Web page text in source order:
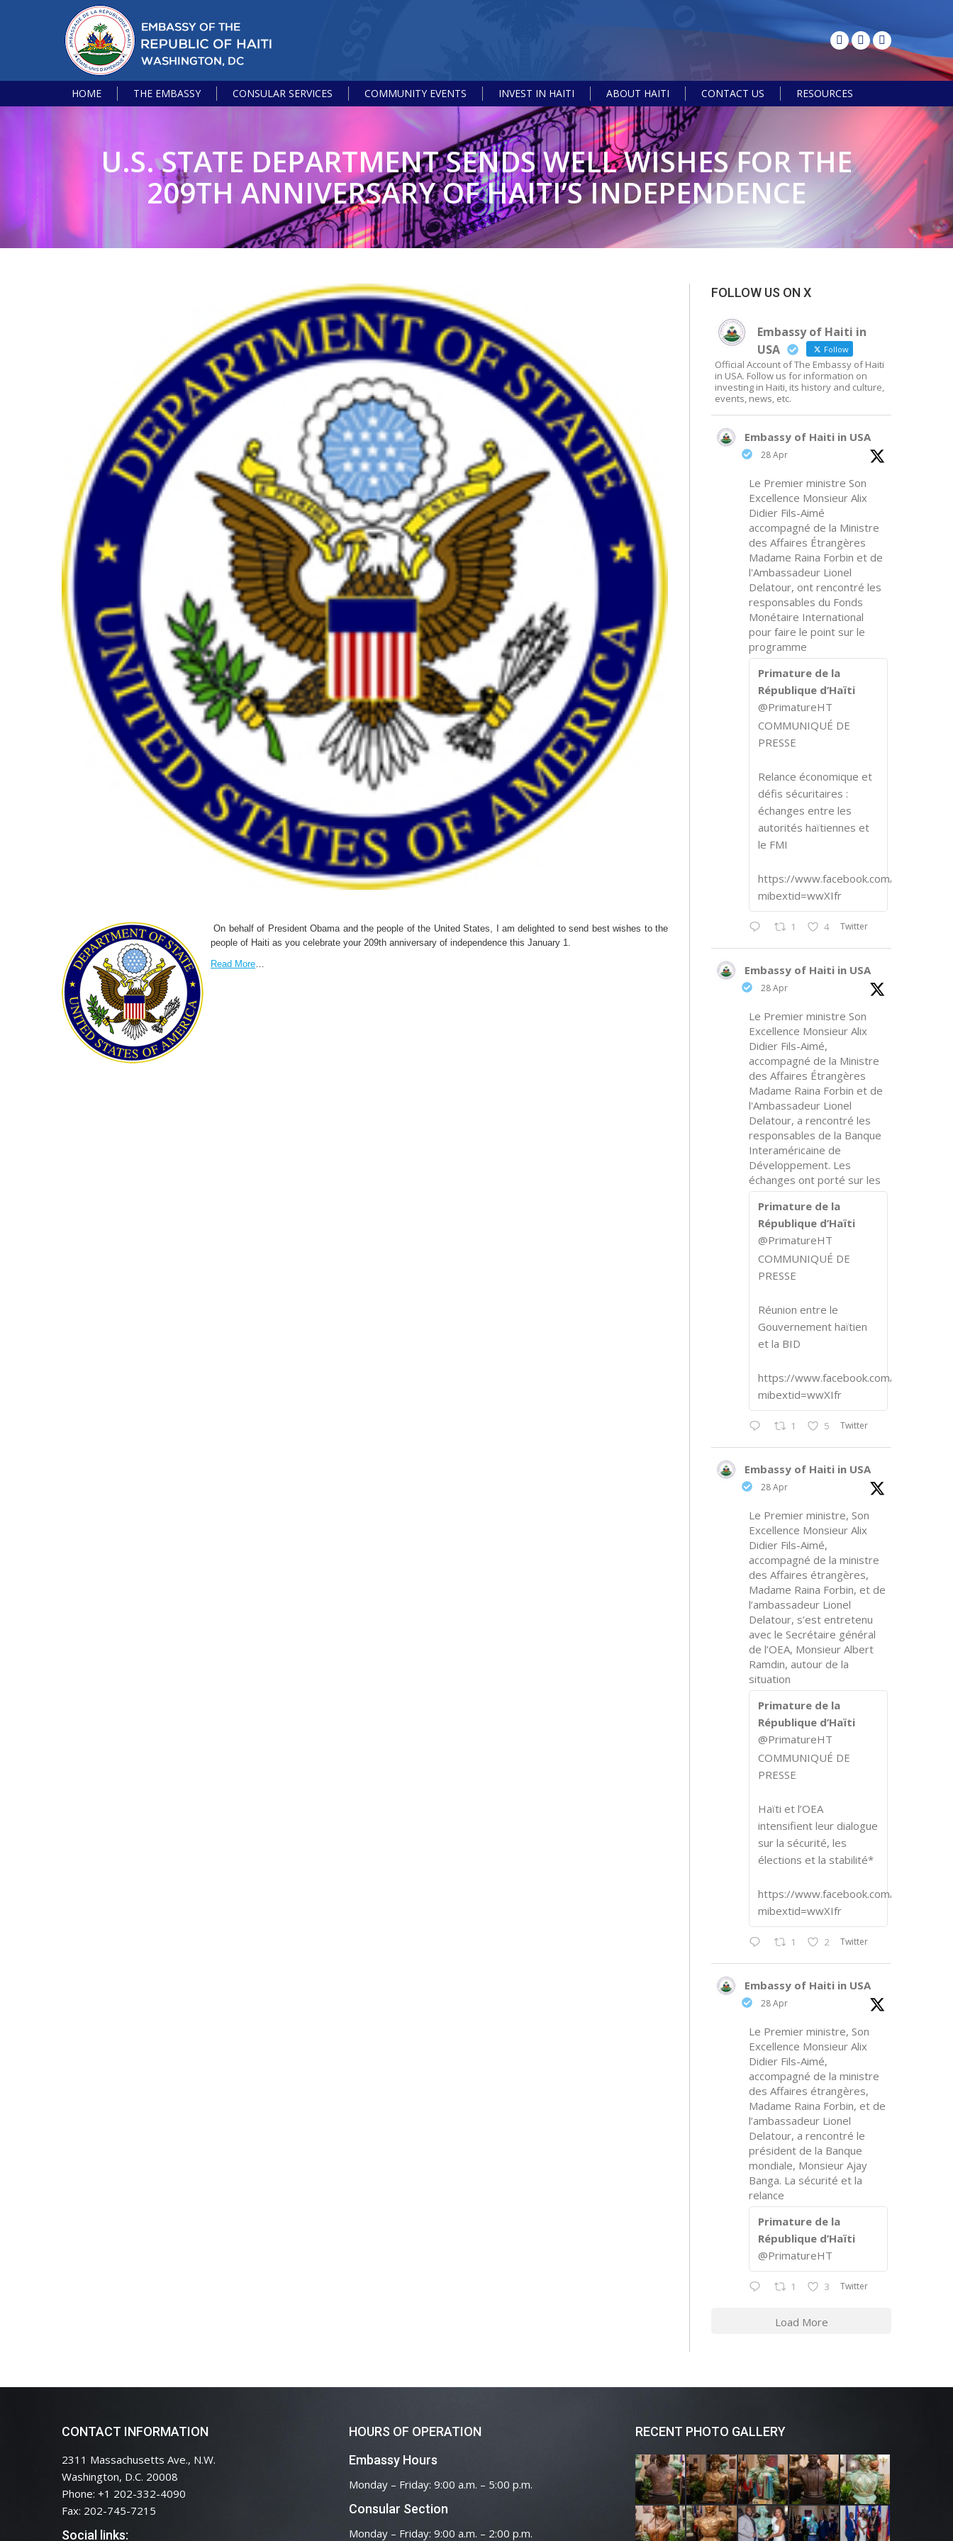
HOME THE EMBASSY CONSULAR SERVICES COMMUNITY EVENTS INVEST IN HAITI ABOUT HAITI CONTACT US RESOURCES
U.S. STATE DEPARTMENT SENDS WELL WISHES FOR THE
209TH ANNIVERSARY OF HAITI’S INDEPENDENCE
On behalf of President Obama and the people of the United States, I am delighted to send best wishes to the
people of Haiti as you celebrate your 209th anniversary of independence this January 1.
Read More…
FOLLOW US ON X
Embassy of Haiti in
USA
Follow
Official Account of The Embassy of Haiti
in USA. Follow us for information on
investing in Haiti, its history and culture,
events, news, etc.
Embassy of Haiti in USA
28 Apr
Le Premier ministre Son
Excellence Monsieur Alix
Didier Fils-Aimé
accompagné de la Ministre
des Affaires Étrangères
Madame Raina Forbin et de
l'Ambassadeur Lionel
Delatour, ont rencontré les
responsables du Fonds
Monétaire International
pour faire le point sur le
programme
Primature de la
République d’Haïti
@PrimatureHT
COMMUNIQUÉ DE
PRESSE
Relance économique et
défis sécuritaires :
échanges entre les
autorités haïtiennes et
le FMI
https://www.facebook.com/share/p/
mibextid=wwXIfr
1 4 Twitter
Embassy of Haiti in USA
28 Apr
Le Premier ministre Son
Excellence Monsieur Alix
Didier Fils-Aimé,
accompagné de la Ministre
des Affaires Étrangères
Madame Raina Forbin et de
l'Ambassadeur Lionel
Delatour, a rencontré les
responsables de la Banque
Interaméricaine de
Développement. Les
échanges ont porté sur les
Primature de la
République d’Haïti
@PrimatureHT
COMMUNIQUÉ DE
PRESSE
Réunion entre le
Gouvernement haïtien
et la BID
https://www.facebook.com/share/p/
mibextid=wwXIfr
1 5 Twitter
Embassy of Haiti in USA
28 Apr
Le Premier ministre, Son
Excellence Monsieur Alix
Didier Fils-Aimé,
accompagné de la ministre
des Affaires étrangères,
Madame Raina Forbin, et de
l’ambassadeur Lionel
Delatour, s’est entretenu
avec le Secrétaire général
de l’OEA, Monsieur Albert
Ramdin, autour de la
situation
Primature de la
République d’Haïti
@PrimatureHT
COMMUNIQUÉ DE
PRESSE
Haïti et l’OEA
intensifient leur dialogue
sur la sécurité, les
élections et la stabilité*
https://www.facebook.com/share/p/
mibextid=wwXIfr
1 2 Twitter
Embassy of Haiti in USA
28 Apr
Le Premier ministre, Son
Excellence Monsieur Alix
Didier Fils-Aimé,
accompagné de la ministre
des Affaires étrangères,
Madame Raina Forbin, et de
l’ambassadeur Lionel
Delatour, a rencontré le
président de la Banque
mondiale, Monsieur Ajay
Banga. La sécurité et la
relance
Primature de la
République d’Haïti
@PrimatureHT
1 3 Twitter
Load More
CONTACT INFORMATION
2311 Massachusetts Ave., N.W.
Washington, D.C. 20008
Phone: +1 202-332-4090
Fax: 202-745-7215
Social links:
HOURS OF OPERATION
Embassy Hours
Monday – Friday: 9:00 a.m. – 5:00 p.m.
Consular Section
Monday – Friday: 9:00 a.m. – 2:00 p.m.
RECENT PHOTO GALLERY